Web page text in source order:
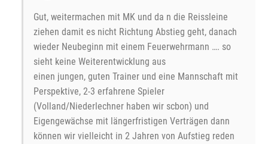
Gut, weitermachen mit MK und da n die Reissleine
ziehen damit es nicht Richtung Abstieg geht, danach
wieder Neubeginn mit einem Feuerwehrmann …. so
sieht keine Weiterentwicklung aus
einen jungen, guten Trainer und eine Mannschaft mit
Perspektive, 2-3 erfahrene Spieler
(Volland/Niederlechner haben wir scbon) und
Eigengewächse mit längerfristigen Verträgen dann
können wir vielleicht in 2 Jahren von Aufstieg reden